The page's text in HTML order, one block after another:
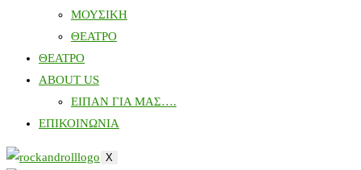
ΜΟΥΣΙΚΗ
ΘΕΑΤΡΟ
ΘΕΑΤΡΟ
ABOUT US
ΕΙΠΑΝ ΓΙΑ ΜΑΣ….
ΕΠΙΚΟΙΝΩΝΙΑ
X